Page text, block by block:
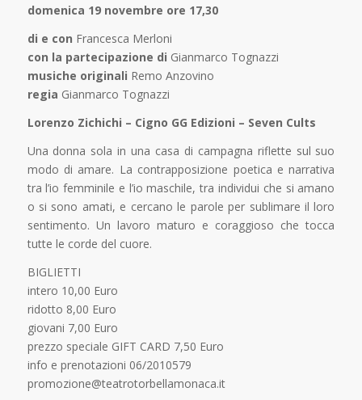
domenica 19 novembre ore 17,30
di e con Francesca Merloni
con la partecipazione di Gianmarco Tognazzi
musiche originali Remo Anzovino
regia Gianmarco Tognazzi
Lorenzo Zichichi – Cigno GG Edizioni – Seven Cults
Una donna sola in una casa di campagna riflette sul suo
modo di amare. La contrapposizione poetica e narrativa
tra l’io femminile e l’io maschile, tra individui che si amano
o si sono amati, e cercano le parole per sublimare il loro
sentimento. Un lavoro maturo e coraggioso che tocca
tutte le corde del cuore.
BIGLIETTI
intero 10,00 Euro
ridotto 8,00 Euro
giovani 7,00 Euro
prezzo speciale GIFT CARD 7,50 Euro
info e prenotazioni 06/2010579
promozione@teatrotorbellamonaca.it